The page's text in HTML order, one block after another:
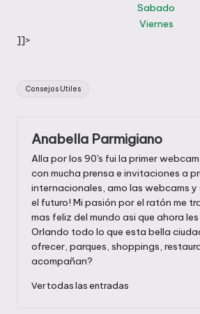
Sabado
Viernes
]]>
Etiquetas:
Consejos Utiles
Anabella Parmigiano
Alla por los 90's fui la primer
con mucha prensa e invitaciones a
internacionales, amo las webcams y
el futuro! Mi pasión por el ratón me
mas feliz del mundo asi que ahora
Orlando todo lo que esta bella
ofrecer, parques, shoppings,
acompañan?
Ver todas las entradas